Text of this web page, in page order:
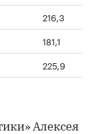
216,3
181,1
225,9
Алексея